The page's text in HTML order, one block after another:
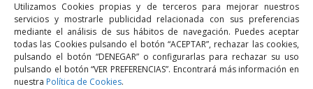
Utilizamos Cookies propias y de terceros para mejorar nuestros
servicios y mostrarle publicidad relacionada con sus preferencias
mediante el análisis de sus hábitos de navegación. Puedes aceptar
todas las Cookies pulsando el botón “ACEPTAR”, rechazar las cookies,
pulsando el botón “DENEGAR” o configurarlas para rechazar su uso
pulsando el botón “VER PREFERENCIAS”. Encontrará más información en
nuestra Política de Cookies.
bcn@bellavistalegal.eu
GRANOLLERS
C/ Sant Jaume, 16 1r, 08401 Granollers (Bcn)
+34 93 860 39 60
grn@bellavistalegal.eu